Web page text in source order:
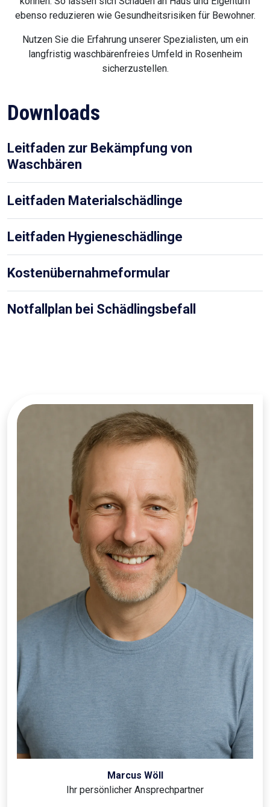
ebenso reduzieren wie Gesundheitsrisiken für Bewohner.
Nutzen Sie die Erfahrung unserer Spezialisten, um ein
langfristig waschbärenfreies Umfeld in Rosenheim
sicherzustellen.
Downloads
Leitfaden zur Bekämpfung von
Waschbären
Leitfaden Materialschädlinge
Leitfaden Hygieneschädlinge
Kostenübernahmeformular
Notfallplan bei Schädlingsbefall
Marcus Wöll
Ihr persönlicher Ansprechpartner